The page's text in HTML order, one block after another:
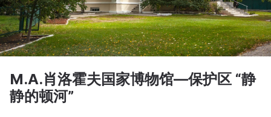
M.A.肖洛霍夫国家博物馆—保护区 “静
静的顿河”